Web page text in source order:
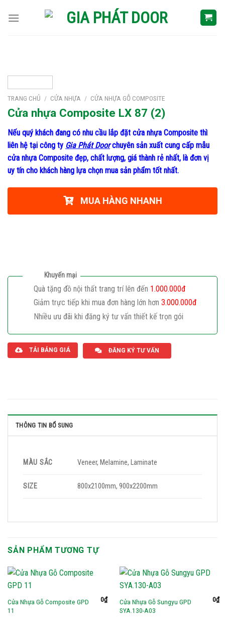
TRANG CHỦ / CỬA NHỰA / CỬA NHỰA GỖ COMPOSITE
Cửa nhựa Composite LX 87 (2)
Nếu quý khách đang có nhu cầu lắp đặt cửa nhựa Composite thì
liên hệ tại công ty Gia Phát Doorchuyên sản xuất cung cấp mẫu
cửa nhựa Composite đẹp, chất lượng, giá thành rẻ nhất, là đơn vị
uy tín cho khách hàng lựa chọn mua sản phẩm tốt nhất.
MUA HÀNG NHANH
Khuyến mại
Quà tặng đồ nội thất trang trí lên đến 1.000.000đ
Giảm trực tiếp khi mua đơn hàng lớn hơn 3.000.000đ
Nhiều ưu đãi khi đăng ký tư vấn thiết kế trọn gói
TẢI BẢNG GIÁ ĐĂNG KÝ TƯ VẤN
THÔNG TIN BỔ SUNG
MÀU SẮC Veneer, Melamine, Laminate
SIZE 800x2100mm, 900x2200mm
SẢN PHẨM TƯƠNG TỰ
Cửa Nhựa Gỗ Composite GPD
11
0₫
Cửa Nhựa Gỗ Sungyu GPD
SYA.130-A03
0₫